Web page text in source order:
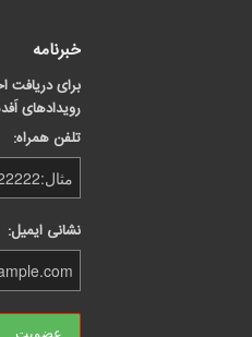
خبرنامه
برای دریافت
رویدادهای
تلفن همراه:
نشانی ایمیل: